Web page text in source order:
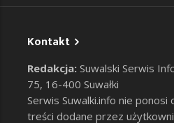
Kontakt
Redakcja: Suwalski Serwis
75, 16-400 Suwałki
Serwis Suwalki.info nie ponosi
treści dodane przez